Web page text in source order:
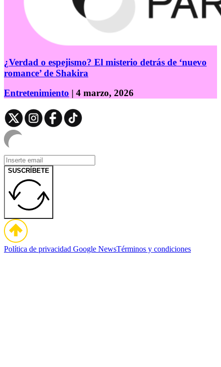
¿Verdad o espejismo? El misterio detrás de ‘nuevo
romance’ de Shakira
Entretenimiento | 4 marzo, 2026
SUSCRÍBETE
Política de privacidad Google NewsTérminos y condiciones